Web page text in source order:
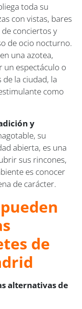
toda su
con vistas, bares
conciertos y
de ocio nocturno.
una azotea,
un espectáculo o
la ciudad, la
como
y
su
abierta, es una
sus rincones,
es conocer
de carácter.
de
alternativas de